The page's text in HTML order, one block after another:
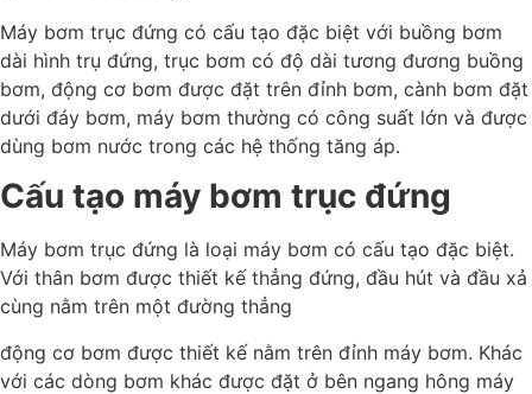
Máy bơm trục đứng có cấu tạo đặc biệt với buồng bơm
dài hình trụ đứng, trục bơm có độ dài tương đương buồng
bơm, động cơ bơm được đặt trên đỉnh bơm, cành bơm đặt
dưới đáy bơm, máy bơm thường có công suất lớn và được
dùng bơm nước trong các hệ thống tăng áp.
Cấu tạo máy bơm trục đứng
Máy bơm trục đứng là loại máy bơm có cấu tạo đặc biệt.
Với thân bơm được thiết kế thẳng đứng, đầu hút và đầu xả
cùng nằm trên một đường thẳng
động cơ bơm được thiết kế nằm trên đỉnh máy bơm. Khác
với các dòng bơm khác được đặt ở bên ngang hông máy